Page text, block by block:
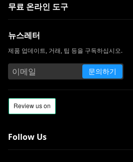
Skillshare vs. Udemy : 어느
적합할까요?
는 최고의 사이트 14 개
Snapchat과 같은 10 가지
턴트 메시징 및 얼굴 필터 앱
무료 온라인 도구
뉴스레터
제품 업데이트, 거래, 팁 등을 구독하십시오.
문의하기
Follow Us